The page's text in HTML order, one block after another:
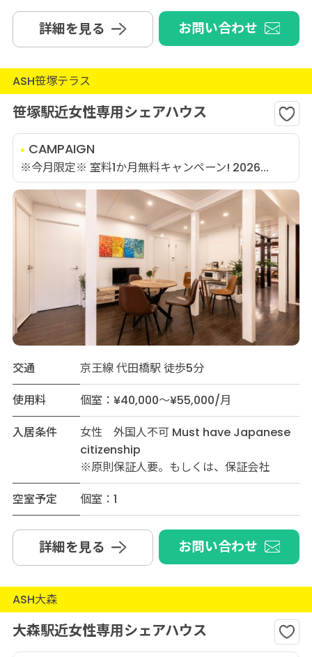
詳細を見る お問い合わせ
ASH笹塚テラス
笹塚駅近女性専用シェアハウス
CAMPAIGN
※今月限定※ 室料1か月無料キャンペーン! 2026...
交通
京王線 代田橋駅 徒歩5分
使用料
個室：¥40,000～¥55,000/月
入居条件
女性 外国人不可 Must have Japanese
citizenship
※原則保証人要。もしくは、保証会社
空室予定
個室：1
詳細を見る お問い合わせ
ASH大森
大森駅近女性専用シェアハウス